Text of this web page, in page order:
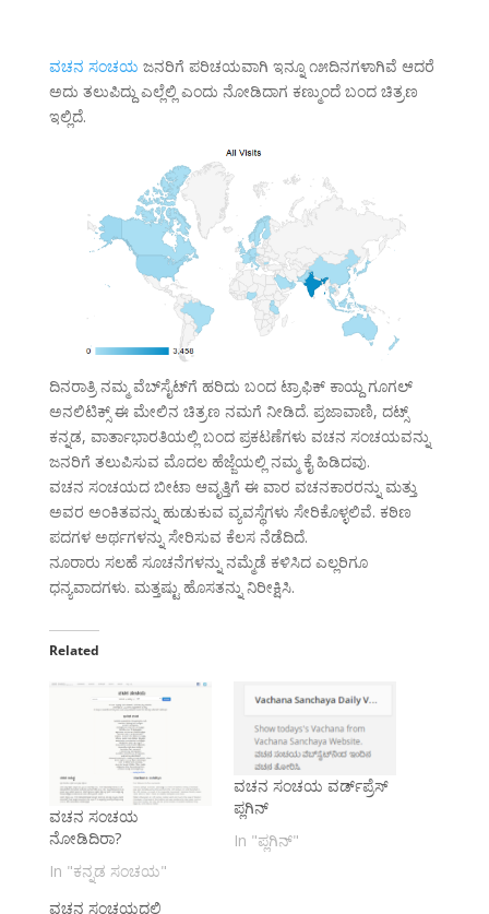
ವಚನ ಸಂಚಯ ಜನರಿಗೆ ಪರಿಚಯವಾಗಿ ಇನ್ನೂ ೧೫ದಿನಗಳಾಗಿವೆ ಆದರೆ
ಅದು ತಲುಪಿದ್ದು ಎಲ್ಲೆಲ್ಲಿ ಎಂದು ನೋಡಿದಾಗ ಕಣ್ಮುಂದೆ ಬಂದ ಚಿತ್ರಣ
ಇಲ್ಲಿದೆ.
ದಿನರಾತ್ರಿ ನಮ್ಮ ವೆಬ್‌ಸೈಟ್‌ಗೆ ಹರಿದು ಬಂದ ಟ್ರಾಫಿಕ್ ಕಾಯ್ದ ಗೂಗಲ್
ಅನಲಿಟಿಕ್ಸ್ ಈ ಮೇಲಿನ ಚಿತ್ರಣ ನಮಗೆ ನೀಡಿದೆ. ಪ್ರಜಾವಾಣಿ, ದಟ್ಸ್
ಕನ್ನಡ, ವಾರ್ತಾಭಾರತಿಯಲ್ಲಿ ಬಂದ ಪ್ರಕಟಣೆಗಳು ವಚನ ಸಂಚಯವನ್ನು
ಜನರಿಗೆ ತಲುಪಿಸುವ ಮೊದಲ ಹೆಜ್ಜೆಯಲ್ಲಿ ನಮ್ಮ ಕೈ ಹಿಡಿದವು.
ವಚನ ಸಂಚಯದ ಬೀಟಾ ಆವೃತ್ತಿಗೆ ಈ ವಾರ ವಚನಕಾರರನ್ನು ಮತ್ತು
ಅವರ ಅಂಕಿತವನ್ನು ಹುಡುಕುವ ವ್ಯವಸ್ಥೆಗಳು ಸೇರಿಕೊಳ್ಳಲಿವೆ. ಕಠಿಣ
ಪದಗಳ ಅರ್ಥಗಳನ್ನು ಸೇರಿಸುವ ಕೆಲಸ ನೆಡೆದಿದೆ.
ನೂರಾರು ಸಲಹೆ ಸೂಚನೆಗಳನ್ನು ನಮ್ಮೆಡೆ ಕಳಿಸಿದ ಎಲ್ಲರಿಗೂ
ಧನ್ಯವಾದಗಳು. ಮತ್ತಷ್ಟು ಹೊಸತನ್ನು ನಿರೀಕ್ಷಿಸಿ.
Related
ವಚನ ಸಂಚಯ
ನೋಡಿದಿರಾ?
In "ಕನ್ನಡ ಸಂಚಯ"
ವಚನ ಸಂಚಯ ವರ್ಡ್‌ಪ್ರೆಸ್
ಪ್ಲಗಿನ್
In "ಪ್ಲಗಿನ್"
ವಚನ ಸಂಚಯದಲ್ಲಿ